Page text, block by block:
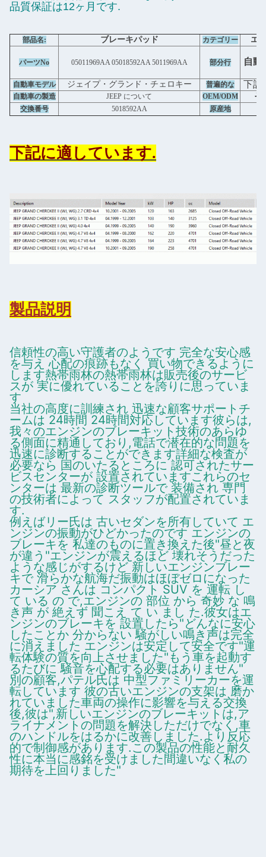
品質保証は12ヶ月です.
部品名: ブレーキパッド カテゴリー エ
パーツNo 05011969AA 05018592AA 5011969AA 部分行 自動
自動車モデル ジェイプ・グランド・チェロキー 普遍的な 下記
自動車の製造 JEEP について OEM/ODM そ
交換番号 5018592AA 原産地
下記に適しています.
製品説明
信頼性の高い守護者のようです 完全な安心感
を与え 心配の痕跡もなく 買い物できるように
します熱帯雨林の熱帯雨林は販売後のサービ
スが 実に優れていることを誇りに思っていま
す
当社の高度に訓練され 迅速な顧客サポートチ
ームは 24時間 24時間対応しています彼らは,
我々のエンジンのブレーキット技術のあらゆ
る側面に精通しており,電話で潜在的な問題を
迅速に診断することができます詳細な検査が
必要なら 国のいたるところに 認可されたサー
ビスセンターが 設置されていますこれらのセ
ンターは 最新の診断ツールで 装備され 専門
の技術者によって スタッフが配置されていま
す.
例えばリー氏は 古いセダンを所有していて エ
ンジンの振動がひどかったのです エンジンの
ブレーキを 私達のものに置き換えた後"昼と夜
が違う"エンジンが震えるほど 壊れそうだった
ような感じがするけど 新しいエンジンブレー
キで 滑らかな航海だ振動はほぼゼロになった
カーシア さんは コンパクト SUV を 運転 し
て いる の で,エンジンの 部位 から 奇妙 な 鳴
き声 が 絶えず 聞こえ て い まし た.彼女はエ
ンジンのブレーキを 設置したら"どんなに安心
したことか 分からない 騒がしい鳴き声は完全
に消えました エンジンは安定して安全です"運
転体験の質を向上させました"もう車を起動す
るたびに 騒音を心配する必要はありません"
別の顧客,パテル氏は 中型ファミリーカーを運
転しています 彼の古いエンジンの支架は 磨か
れていました車両の操作に影響を与える交換
後,彼は",新しいエンジンのブレーキットは,ア
ライナメントの問題を解決しただけでなく,車
のハンドルをはるかに改善しました.より反応
的で制御感があります.この製品の性能と耐久
性に本当に感銘を受けました間違いなく私の
期待を上回りました"